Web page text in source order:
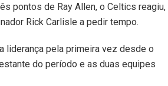
pontos de Ray Allen, o Celtics reagiu,
Rick Carlisle a pedir tempo.
liderança pela primeira vez desde o
do período e as duas equipes